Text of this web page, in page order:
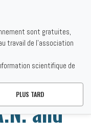
and
sont gratuites,
travail de l'association
scientifique de
PLUS TARD